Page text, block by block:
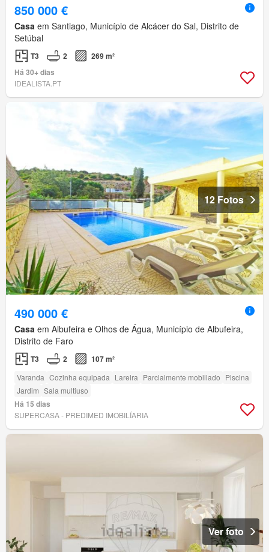
850 000 €
Casa em Santiago, Município de Alcácer do Sal, Distrito de
Setúbal
T3 2
269 m²
Há 30+ dias
IDEALISTA.PT
12 Fotos
490 000 €
Casa em Albufeira e Olhos de Água, Município de Albufeira,
Distrito de Faro
T3 2 107 m²
Varanda Cozinha equipada Lareira Parcialmente mobiliado Piscina
Jardim Sala multiuso
Há 15 dias
SUPERCASA - PREDIMED IMOBILÍARIA
Ver foto